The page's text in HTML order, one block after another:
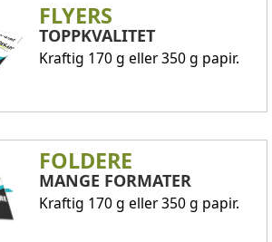
FLYERS
TOPPKVALITET
Kraftig 170 g eller 350 g papir.
FOLDERE
MANGE FORMATER
Kraftig 170 g eller 350 g papir.